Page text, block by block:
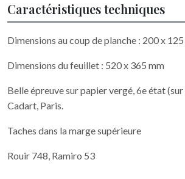
Caractéristiques techniques
Dimensions au coup de planche : 200 x
Dimensions du feuillet : 520 x 365 mm
Belle épreuve sur papier vergé, 6e état
Cadart, Paris.
Taches dans la marge supérieure
Rouir 748, Ramiro 53